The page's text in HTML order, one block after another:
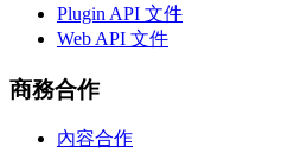
Plugin API 文件
Web API 文件
商務合作
內容合作